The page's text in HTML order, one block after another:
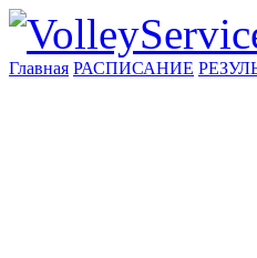
Главная РАСПИСАНИЕ